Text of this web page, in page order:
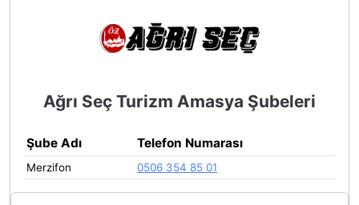
Ağrı Seç Turizm Amasya Şubeleri
Şube Adı Telefon Numarası
Merzifon 0506 354 85 01